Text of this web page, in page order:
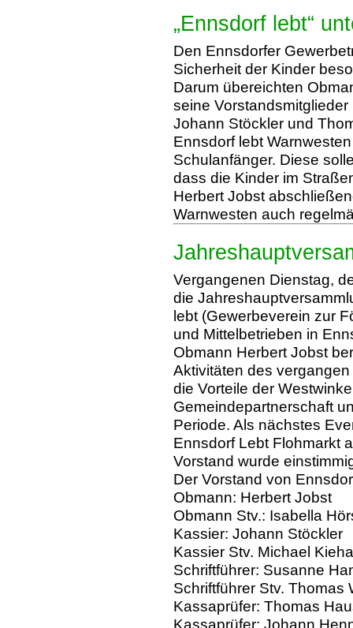
„Ennsdorf lebt“
Den Ennsdorfer
Sicherheit der Kinder
Darum übereichten
seine
Johann Stöckler und
Ennsdorf lebt
Schulanfänger. Diese
dass die Kinder im
Herbert Jobst
Warnwesten auch
Vergangenen Dienstag,
die
lebt (Gewerbeverein zur
und Mittelbetrieben in
Obmann Herbert Jobst
Aktivitäten des
die Vorteile der
Gemeindepartnerschaft
Periode. Als nächstes
Ennsdorf Lebt Flohmarkt
Vorstand wurde
Der Vorstand von
Obmann: Herbert Jobst
Obmann Stv.: Isabella
Kassier: Johann Stöckler
Kassier Stv. Michael
Schriftführer: Susanne
Schriftführer Stv. Thomas
Kassaprüfer: Thomas
Kassaprüfer: Johann